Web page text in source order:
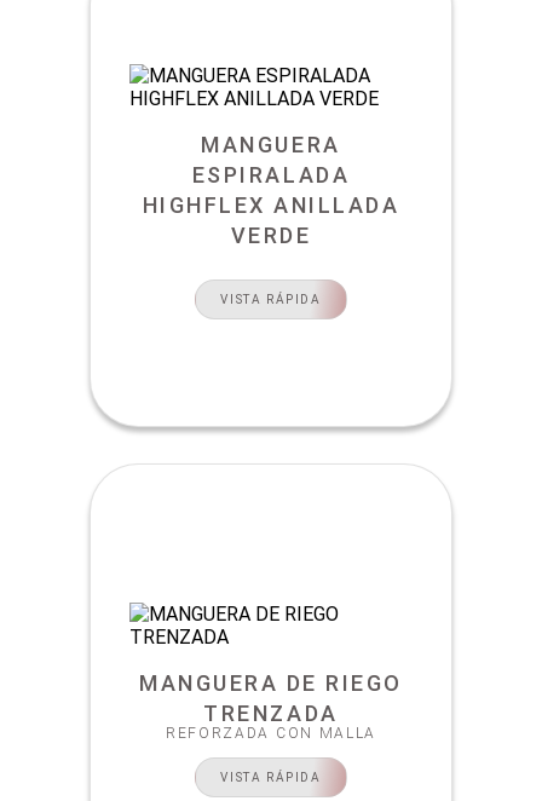
MANGUERA
ESPIRALADA
HIGHFLEX ANILLADA
VERDE
VISTA RÁPIDA
MANGUERA DE RIEGO
TRENZADA
REFORZADA CON MALLA
VISTA RÁPIDA